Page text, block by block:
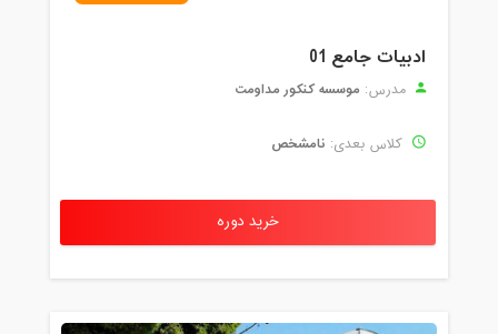
ادبیات جامع 01
مدرس: موسسه کنکور مداومت
کلاس بعدی: نامشخص
خرید دوره